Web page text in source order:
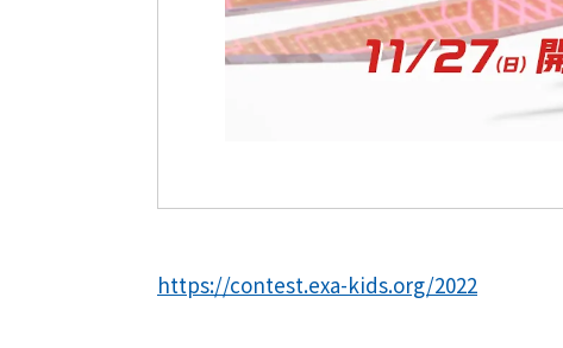
https://contest.exa-kids.org/2022